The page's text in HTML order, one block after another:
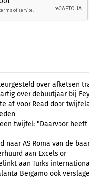
over afketsen
over debuutjaar bij
af voor Read door
twijfel: "Daarvoor heeft
naar AS Roma van de
aan Excelsior
aan Turks
Bergamo ook